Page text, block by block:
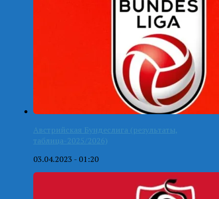
Австрийская Бундеслига (результаты,
таблица-2025/2026)
03.04.2023 - 01:20